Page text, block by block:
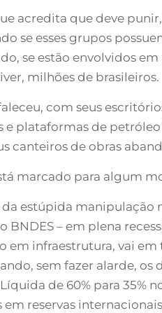
acredita que deve
se esses grupos
se estão envolvidos
milhões de brasileiros.
com seus
plataformas de
canteiros de obras
marcado para algum
da estúpida
BNDES – em plena
em infraestrutura, vai
sem fazer alarde,
Líquida de 60% para
em reservas